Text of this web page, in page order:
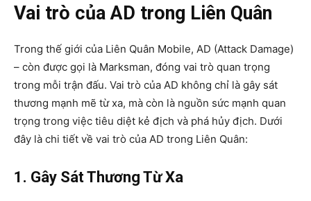
Vai trò của AD trong Liên Quân
Trong thế giới của Liên Quân Mobile, AD (Attack Damage)
– còn được gọi là Marksman, đóng vai trò quan trọng
trong mỗi trận đấu. Vai trò của AD không chỉ là gây sát
thương mạnh mẽ từ xa, mà còn là nguồn sức mạnh quan
trọng trong việc tiêu diệt kẻ địch và phá hủy địch. Dưới
đây là chi tiết về vai trò của AD trong Liên Quân:
1. Gây Sát Thương Từ Xa